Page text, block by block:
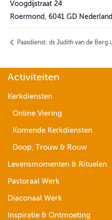
Voogdijstraat 24
Roermond , 6041 GD Nederland
Paasdienst: ds Judith van de Berg
Activiteiten
Kerkdiensten
Online Viering
Komende Kerkdiensten
Doop, Trouw & Rouw
Levensmomenten & Rituelen
Pastoraal Werk
Diaconaal Werk
Inspiratie & Ontmoeting